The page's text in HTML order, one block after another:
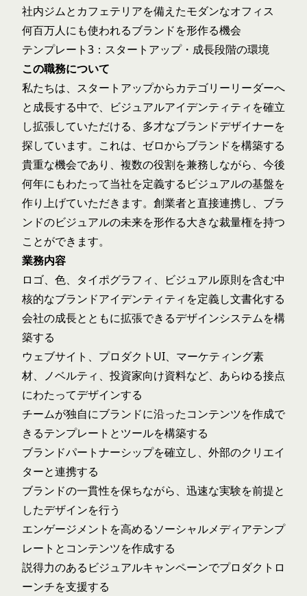
社内ジムとカフェテリアを備えたモダンなオフィス
何百万人にも使われるブランドを形作る機会
テンプレート3：スタートアップ・成長段階の環境
この職務について
私たちは、スタートアップからカテゴリーリーダーへ
と成長する中で、ビジュアルアイデンティティを確立
し拡張していただける、多才なブランドデザイナーを
探しています。これは、ゼロからブランドを構築する
貴重な機会であり、複数の役割を兼務しながら、今後
何年にもわたって当社を定義するビジュアルの基盤を
作り上げていただきます。創業者と直接連携し、ブラ
ンドのビジュアルの未来を形作る大きな裁量権を持つ
ことができます。
業務内容
ロゴ、色、タイポグラフィ、ビジュアル原則を含む中
核的なブランドアイデンティティを定義し文書化する
会社の成長とともに拡張できるデザインシステムを構
築する
ウェブサイト、プロダクトUI、マーケティング素
材、ノベルティ、投資家向け資料など、あらゆる接点
にわたってデザインする
チームが独自にブランドに沿ったコンテンツを作成で
きるテンプレートとツールを構築する
ブランドパートナーシップを確立し、外部のクリエイ
ターと連携する
ブランドの一貫性を保ちながら、迅速な実験を前提と
したデザインを行う
エンゲージメントを高めるソーシャルメディアテンプ
レートとコンテンツを作成する
説得力のあるビジュアルキャンペーンでプロダクトロ
ーンチを支援する